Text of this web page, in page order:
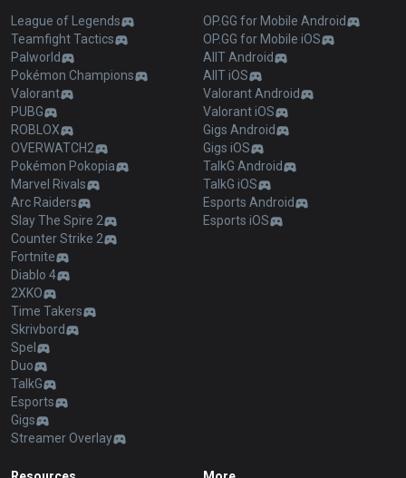
League of Legends
Teamfight Tactics
Palworld
Pokémon Champions
Valorant
PUBG
ROBLOX
OVERWATCH2
Pokémon Pokopia
Marvel Rivals
Arc Raiders
Slay The Spire 2
Counter Strike 2
Fortnite
Diablo 4
2XKO
Time Takers
Skrivbord
Spel
Duo
TalkG
Esports
Gigs
Streamer Overlay
OP.GG for Mobile Android
OP.GG for Mobile iOS
AllT Android
AllT iOS
Valorant Android
Valorant iOS
Gigs Android
Gigs iOS
TalkG Android
TalkG iOS
Esports Android
Esports iOS